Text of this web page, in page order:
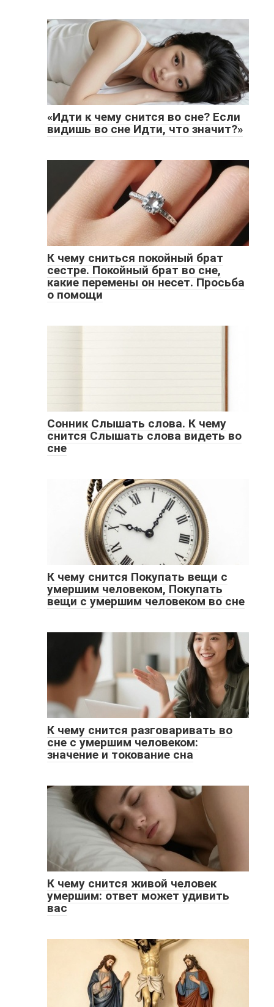
«Идти к чему снится во сне? Если
видишь во сне Идти, что значит?»
К чему сниться покойный брат
сестре. Покойный брат во сне,
какие перемены он несет. Просьба
о помощи
Сонник Слышать слова. К чему
снится Слышать слова видеть во
сне
К чему снится Покупать вещи с
умершим человеком, Покупать
вещи с умершим человеком во сне
К чему снится разговаривать во
сне с умершим человеком:
значение и токование сна
К чему снится живой человек
умершим: ответ может удивить
вас